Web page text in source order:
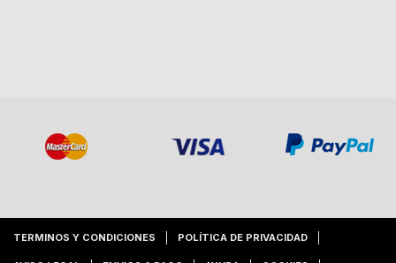
TERMINOS Y CONDICIONES POLÍTICA DE PRIVACIDAD